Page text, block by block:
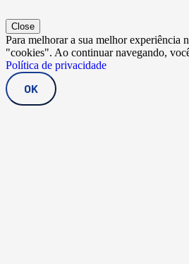
Close
Para melhorar a sua melhor experiência
"cookies". Ao continuar navegando,
Política de privacidade
OK